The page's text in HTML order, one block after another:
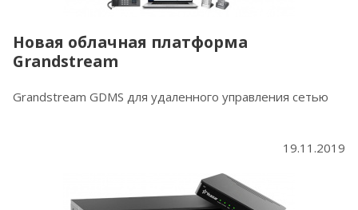
Новая облачная платформа
Grandstream
Grandstream GDMS для удаленного управления сетью
19.11.2019